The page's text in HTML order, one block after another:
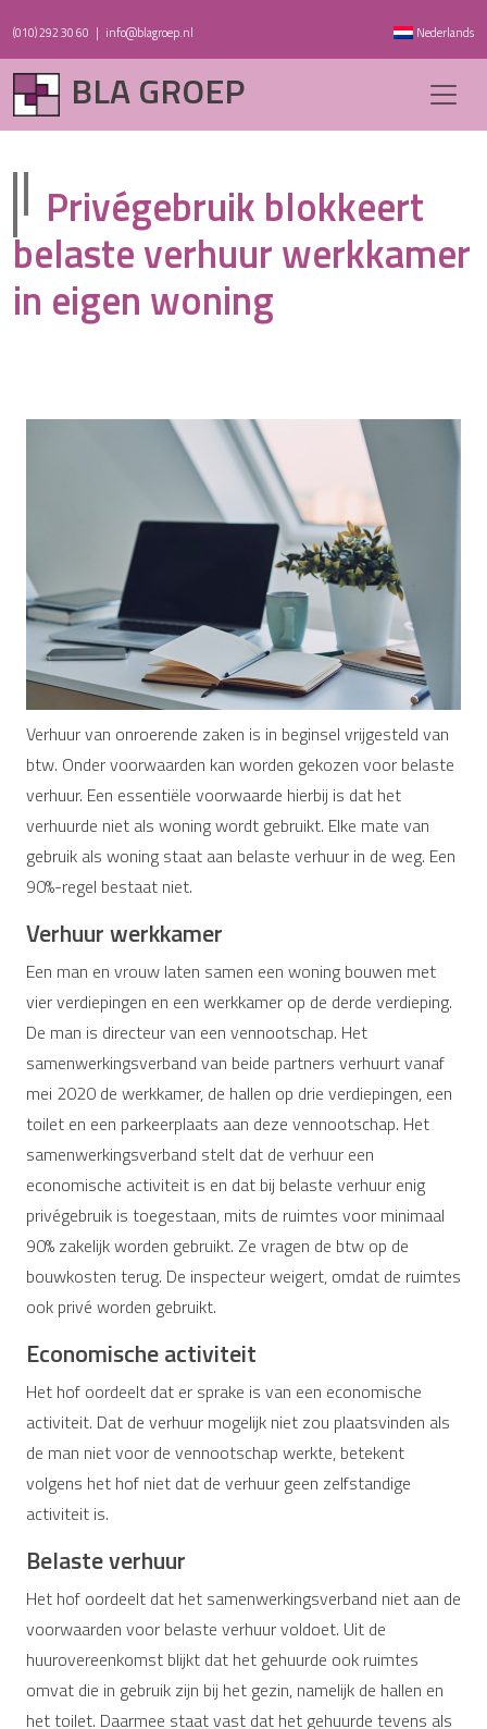
(010) 292 30 60 | info@blagroep.nl Nederlands
BLA GROEP
Privégebruik blokkeert
belaste verhuur werkkamer
in eigen woning
Verhuur van onroerende zaken is in beginsel vrijgesteld van
btw. Onder voorwaarden kan worden gekozen voor belaste
verhuur. Een essentiële voorwaarde hierbij is dat het
verhuurde niet als woning wordt gebruikt. Elke mate van
gebruik als woning staat aan belaste verhuur in de weg. Een
90%-regel bestaat niet.
Verhuur werkkamer
Een man en vrouw laten samen een woning bouwen met
vier verdiepingen en een werkkamer op de derde verdieping.
De man is directeur van een vennootschap. Het
samenwerkingsverband van beide partners verhuurt vanaf
mei 2020 de werkkamer, de hallen op drie verdiepingen, een
toilet en een parkeerplaats aan deze vennootschap. Het
samenwerkingsverband stelt dat de verhuur een
economische activiteit is en dat bij belaste verhuur enig
privégebruik is toegestaan, mits de ruimtes voor minimaal
90% zakelijk worden gebruikt. Ze vragen de btw op de
bouwkosten terug. De inspecteur weigert, omdat de ruimtes
ook privé worden gebruikt.
Economische activiteit
Het hof oordeelt dat er sprake is van een economische
activiteit. Dat de verhuur mogelijk niet zou plaatsvinden als
de man niet voor de vennootschap werkte, betekent
volgens het hof niet dat de verhuur geen zelfstandige
activiteit is.
Belaste verhuur
Het hof oordeelt dat het samenwerkingsverband niet aan de
voorwaarden voor belaste verhuur voldoet. Uit de
huurovereenkomst blijkt dat het gehuurde ook ruimtes
omvat die in gebruik zijn bij het gezin, namelijk de hallen en
het toilet. Daarmee staat vast dat het gehuurde tevens als